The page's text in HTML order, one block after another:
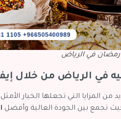
رمضان في الرياض
في الرياض من خلال
من المزايا التي تجعلها الخيار
تجمع بين الجودة العالية وأفضل